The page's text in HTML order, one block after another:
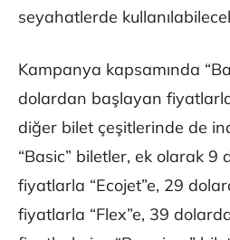
seyahatlerde
Kampanya kapsamında
dolardan başlayan fiyatlarla
diğer bilet çeşitlerinde de
“Basic” biletler, ek olarak
fiyatlarla “Ecojet”e, 29
fiyatlarla “Flex”e, 39